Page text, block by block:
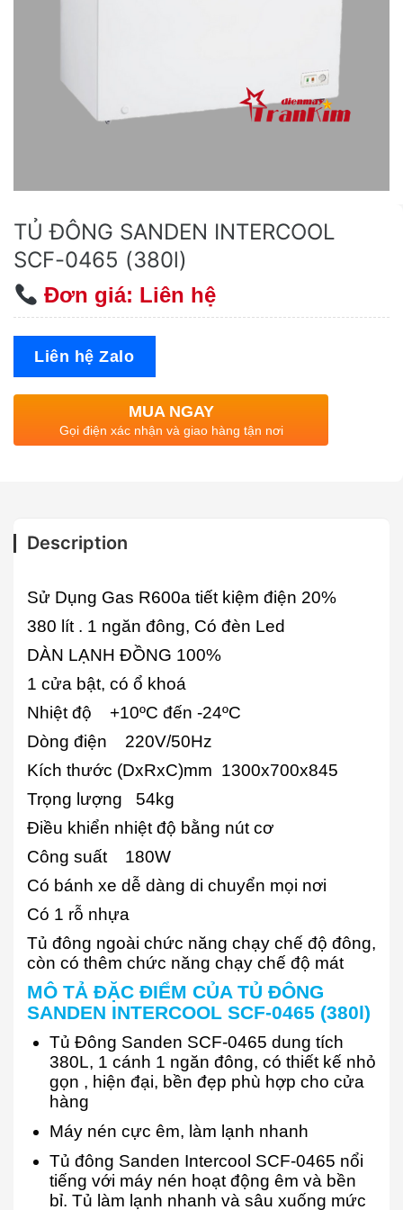
TỦ ĐÔNG SANDEN INTERCOOL
SCF-0465 (380l)
Đơn giá: Liên hệ
Liên hệ Zalo
MUA NGAY
Gọi điện xác nhận và giao hàng tận nơi
Description
Sử Dụng Gas R600a tiết kiệm điện 20%
380 lít . 1 ngăn đông, Có đèn Led
​DÀN LẠNH ĐỒNG 100%
1 cửa bật, có ổ khoá
Nhiệt độ +10ºC đến -24ºC
Dòng điện 220V/50Hz
Kích thước (DxRxC)mm 1300x700x845
Trọng lượng 54kg
Điều khiển nhiệt độ bằng nút cơ
Công suất 180W
Có bánh xe dễ dàng di chuyển mọi nơi
Có 1 rỗ nhựa
Tủ đông ngoài chức năng chạy chế độ đông,
còn có thêm chức năng chạy chế độ mát
MÔ TẢ ĐẶC ĐIỂM CỦA TỦ ĐÔNG
SANDEN INTERCOOL SCF-0465 (380l)
Tủ Đông Sanden SCF-0465 dung tích
380L, 1 cánh 1 ngăn đông, có thiết kế nhỏ
gọn , hiện đại, bền đẹp phù hợp cho cửa
hàng
Máy nén cực êm, làm lạnh nhanh
Tủ đông Sanden Intercool SCF-0465 nổi
tiếng với máy nén hoạt động êm và bền
bỉ. Tủ làm lạnh nhanh và sâu xuống mức